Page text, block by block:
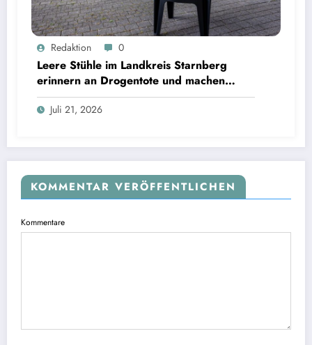
Leere Stühle im Landkreis Starnberg erinnern an Drogentote und machen Hilfsangebote
sichtbar | Bild: © Landratsamt Starnberg
Redaktion 0
Leere Stühle im Landkreis Starnberg
erinnern an Drogentote und machen
Hilfsangebote sichtbar
Juli 21, 2026
KOMMENTAR VERÖFFENTLICHEN
Kommentare